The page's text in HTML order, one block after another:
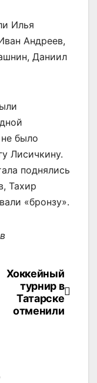
Илья
Андреев,
Даниил
было
Лисичкину.
поднялись
Тахир
«бронзу».
Хоккейный
турнир в
Татарске
отменили